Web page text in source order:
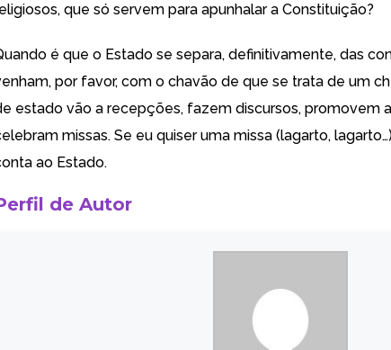
que só servem para apunhalar a Constituição?
é que o Estado se separa, definitivamente, das
por favor, com o chavão de que se trata de um
estado vão a recepções, fazem discursos, promovem
missas. Se eu quiser uma missa (lagarto,
ao Estado.
de Autor